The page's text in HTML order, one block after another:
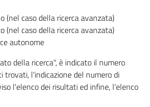
(nel caso della ricerca avanzata)
(nel caso della ricerca avanzata)
autonome
della ricerca", è indicato il numero
trovati, l'indicazione del numero di
l'elenco dei risultati ed infine, l'elenco